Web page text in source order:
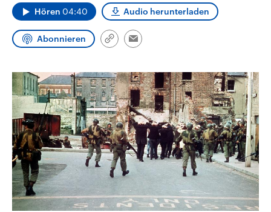
und Kandidaten der anstehenden
Wahl. Hören 04:40 Audio herunterladen
Abonnieren
Link
Email